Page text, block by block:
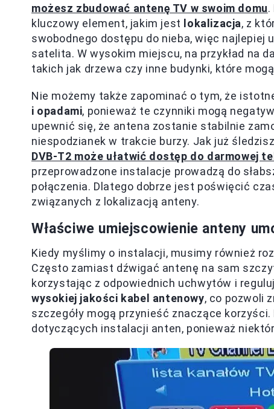
możesz zbudować antenę TV w swoim domu.
kluczowy element, jakim jest
lokalizacja, z
swobodnego dostępu do nieba, więc
satelita. W wysokim miejscu, na przykład na
takich jak drzewa czy inne budynki, które
Nie możemy także zapominać o tym, że
i opadami, ponieważ te czynniki mogą
upewnić się, że antena zostanie stabilnie
niespodzianek w trakcie burzy. Jak już
DVB-T2 może ułatwić dostęp do darmowej
przeprowadzone instalacje prowadzą do
połączenia. Dlatego dobrze jest poświęcić
związanych z lokalizacją anteny.
Właściwe umiejscowienie anteny
Kiedy myślimy o instalacji, musimy również
Często zamiast dźwigać antenę na sam
korzystając z odpowiednich uchwytów i
wysokiej jakości kabel antenowy, co pozwoli
szczegóły mogą przynieść znaczące
dotyczących instalacji anten, ponieważ